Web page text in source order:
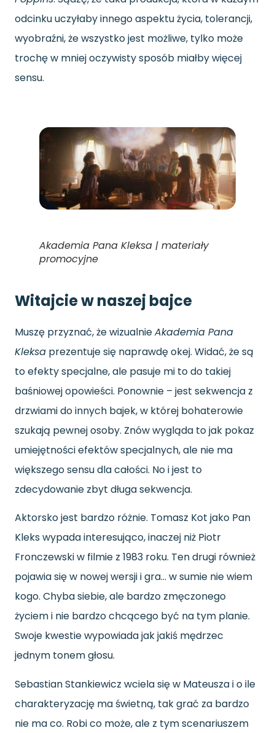
odcinku uczyłaby innego aspektu życia, tolerancji,
wyobraźni, że wszystko jest możliwe, tylko może
trochę w mniej oczywisty sposób miałby więcej
sensu.
Akademia Pana Kleksa | materiały
promocyjne
Witajcie w naszej bajce
Muszę przyznać, że wizualnieAkademia Pana
Kleksa prezentuje się naprawdę okej. Widać, że są
to efekty specjalne, ale pasuje mi to do takiej
baśniowej opowieści. Ponownie – jest sekwencja z
drzwiami do innych bajek, w której bohaterowie
szukają pewnej osoby. Znów wygląda to jak pokaz
umiejętności efektów specjalnych, ale nie ma
większego sensu dla całości. No i jest to
zdecydowanie zbyt długa sekwencja.
Aktorsko jest bardzo różnie. Tomasz Kot jako Pan
Kleks wypada interesująco, inaczej niż Piotr
Fronczewski w filmie z 1983 roku. Ten drugi również
pojawia się w nowej wersji i gra… w sumie nie wiem
kogo. Chyba siebie, ale bardzo zmęczonego
życiem i nie bardzo chcącego być na tym planie.
Swoje kwestie wypowiada jak jakiś mędrzec
jednym tonem głosu.
Sebastian Stankiewicz wciela się w Mateusza i o ile
charakteryzację ma świetną, tak grać za bardzo
nie ma co. Robi co może, ale z tym scenariuszem